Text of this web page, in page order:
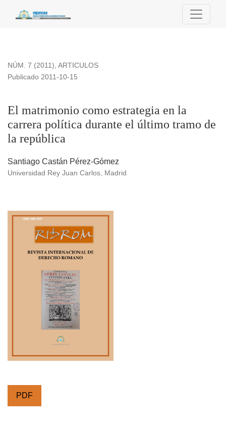
El matrimonio como estrategia en la carrera política durante
NÚM. 7 (2011), ARTICULOS
El matrimonio como estrategia en la
carrera política durante el último tramo de
la república
Publicado 2011-10-15
Santiago Castán Pérez-Gómez
Universidad Rey Juan Carlos, Madrid
PDF